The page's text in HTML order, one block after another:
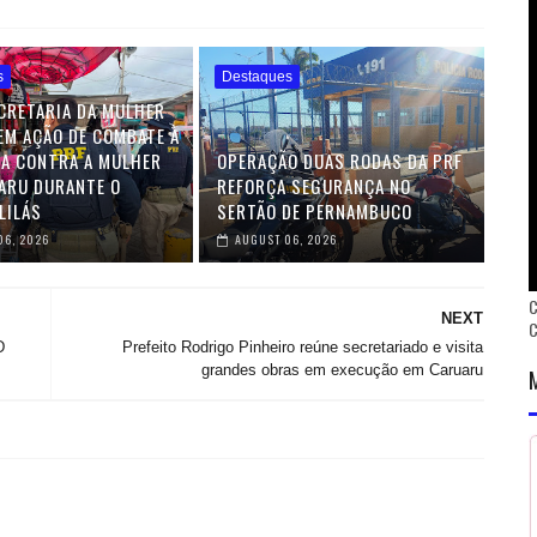
DA MULHER
AÇÃO DE COMBATE À
CONTRA A MULHER
DURANTE O
2026
Destaques
OPERAÇÃO DUAS RODAS DA PRF
REFORÇA SEGURANÇA NO
SERTÃO DE PERNAMBUCO
AUGUST 06, 2026
NEXT
Prefeito Rodrigo Pinheiro reúne secretariado e visita
grandes obras em execução em Caruaru